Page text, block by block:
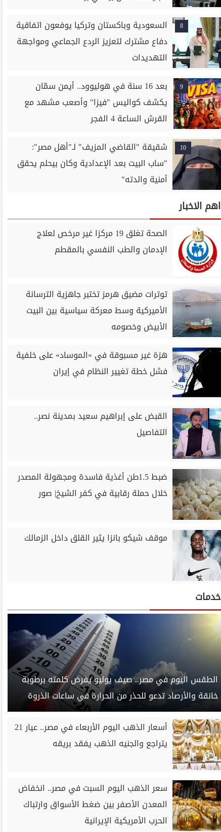
8
السعودية وباكستان وتركيا يوفعون اتفاقية
دفاع مشترك لتعزيز الردع الجماعي ومواجهة
التهديدات
9
بعد 16 سنة في هوليوود.. أيمن سمّان
يكشف كواليس "فيزا" وأصعب مشهد مع
القرش الساعة 4 الفجر
10
شقيقة "القاضي المزيف" لـ"أهل مصر":
"ساب البيت بعد الإعدادية وكان بيحلم يحقق
أمنية والدته"
اهم الاخبار
الصحة تغلق 19 مركزا غير مرخص لعلاج
الإدمان والطب النفسي بالمقطم
توترات مضيق هرمز تختبر جاهزية الترسانة
الأميركية وسط معركة سياسية بين البيت
الأبيض وخصومه
هزة غير مسبوقة في «الموساد» على خلفية
فشل خطة تغيير النظام في إيران
القبض على إبراهيم سعيد بمدينة نصر..
التفاصيل
ضبط 1.5طن أغذية فاسدة ومجهولة المصدر
خلال حملة رقابية في كفر الشيخ| صور
موقف شيكو بانزا يثير القلق داخل الزمالك
خدمات
الطقس اليوم في مصر.. صيف يوليو يفرض كلمته برطوبة
خانقة والأرصاد تدعو للحذر من الحرارة في ساعات الذروة
أسعار الذهب اليوم الأربعاء في مصر.. عيار 21
يتراجع والجنيه الذهب يفقد بريقه
سعر الذهب اليوم السبت في مصر.. انخفاض
المعدن الأصفر بين ضغط الأسواق وارتباك
الحرب الأمريكية الإيرانية